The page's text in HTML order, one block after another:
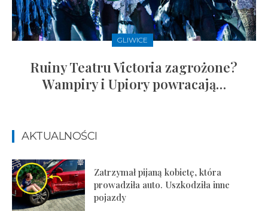
GLIWICE
Ruiny Teatru Victoria zagrożone?
Wampiry i Upiory powracają…
AKTUALNOŚCI
Zatrzymał pijaną kobietę, która
prowadziła auto. Uszkodziła inne
pojazdy